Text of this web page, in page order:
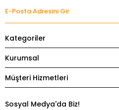
Kategoriler
Kurumsal
Müşteri Hizmetleri
Sosyal Medya'da Biz!